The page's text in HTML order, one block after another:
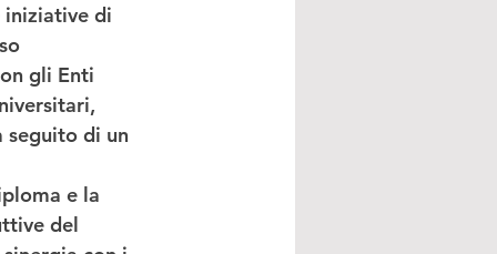
iniziative di
gli Enti
seguito di un
e la
del